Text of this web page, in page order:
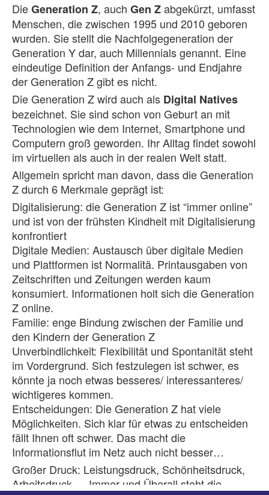
DieGeneration Z, auch Gen Zabgekürzt, umfasst
Menschen, die zwischen 1995 und 2010 geboren
wurden. Sie stellt die Nachfolgegeneration der
Generation Y dar, auch Millennials genannt. Eine
eindeutige Definition der Anfangs- und Endjahre
der Generation Z gibt es nicht.
Die Generation Z wird auch als Digital Natives
bezeichnet. Sie sind schon von Geburt an mit
Technologien wie dem Internet, Smartphone und
Computern groß geworden. Ihr Alltag findet sowohl
im virtuellen als auch in der realen Welt statt.
Allgemein spricht man davon, dass die Generation
Z durch 6 Merkmale geprägt ist:
Digitalisierung: die Generation Z ist “immer online”
und ist von der frühsten Kindheit mit Digitalisierung
konfrontiert
Digitale Medien: Austausch über digitale Medien
und Plattformen ist Normalitä. Printausgaben von
Zeitschriften und Zeitungen werden kaum
konsumiert. Informationen holt sich die Generation
Z online.
Familie: enge Bindung zwischen der Familie und
den Kindern der Generation Z
Unverbindlichkeit: Flexibilität und Spontanität steht
im Vordergrund. Sich festzulegen ist schwer, es
könnte ja noch etwas besseres/ interessanteres/
wichtigeres kommen.
Entscheidungen: Die Generation Z hat viele
Möglichkeiten. Sich klar für etwas zu entscheiden
fällt Ihnen oft schwer. Das macht die
Informationsflut im Netz auch nicht besser…
Großer Druck: Leistungsdruck, Schönheitsdruck,
Arbeitsdruck,… Immer und Überall steht die